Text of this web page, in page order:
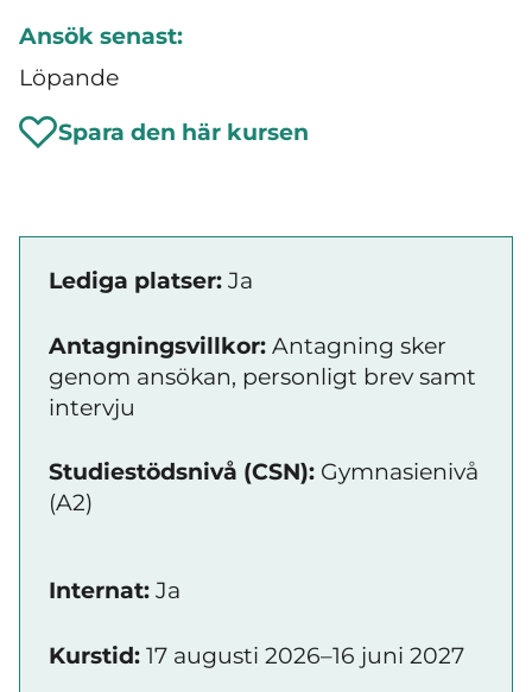
Ansök senast:
Löpande
Spara den här kursen
Lediga platser: Ja
Antagningsvillkor: Antagning sker
genom ansökan, personligt brev samt
intervju
Studiestödsnivå (CSN): Gymnasienivå
(A2)
Internat: Ja
Kurstid: 17 augusti 2026–16 juni 2027